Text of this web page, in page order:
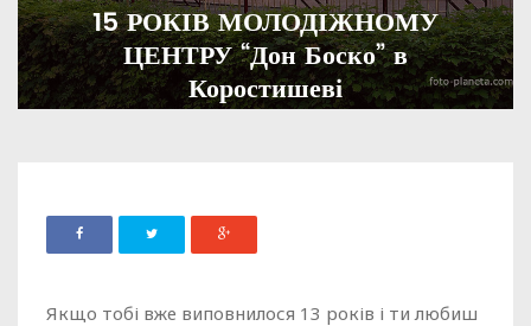
15 РОКІВ МОЛОДІЖНОМУ
ЦЕНТРУ “Дон Боско” в
Коростишеві
Якщо тобі вже виповнилося 13 років і ти любиш